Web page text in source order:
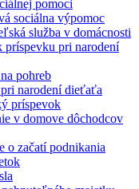
pomoci
sociálna výpomoc
služba v domácnosti
príspevku pri narodení
pohreb
narodení dieťaťa
príspevok
v domove dôchodcov
o začatí podnikania